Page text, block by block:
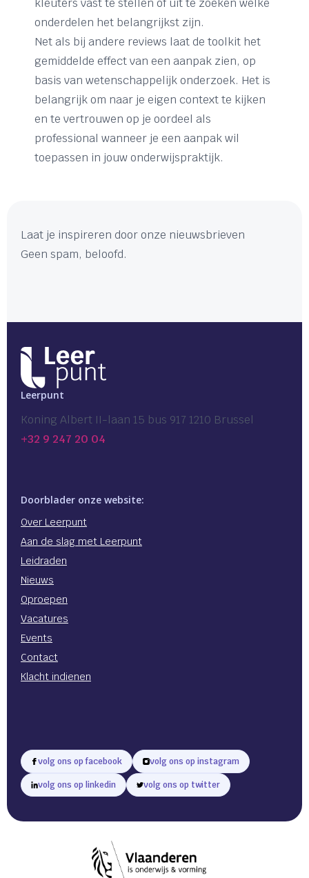
onderdelen het belangrijkst zijn.
Net als bij andere reviews laat de toolkit het
gemiddelde effect van een aanpak zien, op
basis van wetenschappelijk onderzoek. Het is
belangrijk om naar je eigen context te kijken
en te vertrouwen op je oordeel als
professional wanneer je een aanpak wil
toepassen in jouw onderwijspraktijk.
Laat je inspireren door onze nieuwsbrieven
Geen spam, beloofd.
Leerpunt
Koning Albert II-laan 15 bus 917 1210 Brussel
+32 9 247 20 04
Doorblader onze website:
Over Leerpunt
Aan de slag met Leerpunt
Leidraden
Nieuws
Oproepen
Vacatures
Events
Contact
Klacht indienen
volg ons op facebook volg ons op instagram
volg ons op linkedin volg ons op twitter